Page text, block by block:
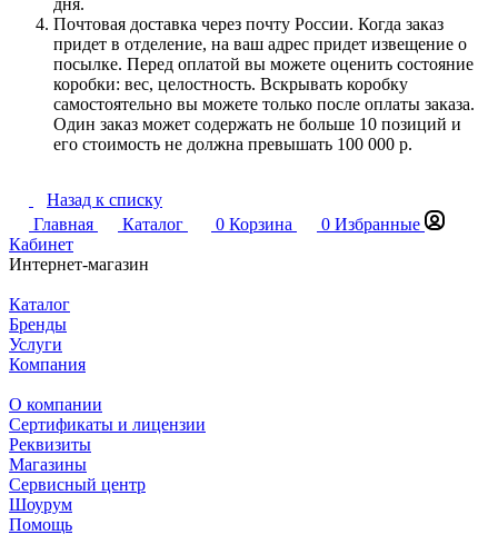
дня.
Почтовая доставка через почту России. Когда заказ
придет в отделение, на ваш адрес придет извещение о
посылке. Перед оплатой вы можете оценить состояние
коробки: вес, целостность. Вскрывать коробку
самостоятельно вы можете только после оплаты заказа.
Один заказ может содержать не больше 10 позиций и
его стоимость не должна превышать 100 000 р.
Назад к списку
Главная
Каталог 0 Корзина 0 Избранные
Кабинет
Интернет-магазин
Каталог
Бренды
Услуги
Компания
О компании
Сертификаты и лицензии
Реквизиты
Магазины
Сервисный центр
Шоурум
Помощь